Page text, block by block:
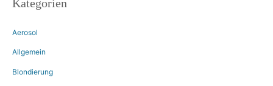
Kategorien
Aerosol
Allgemein
Blondierung